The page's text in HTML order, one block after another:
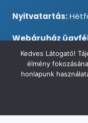
Nyitvatartás:
Webáruház
info@testpancel.hu
© 2026 Munkavédelmi
Kedves Látogató!
élmény
honlapunk